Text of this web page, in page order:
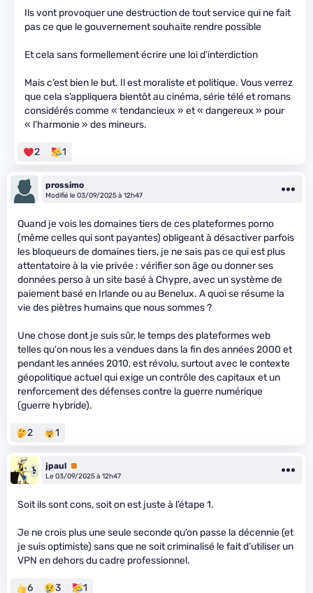
Ils vont provoquer une destruction de tout service qui ne fait
pas ce que le gouvernement souhaite rendre possible
Et cela sans formellement écrire une loi d’interdiction
Mais c’est bien le but. Il est moraliste et politique. Vous verrez
que cela s’appliquera bientôt au cinéma, série télé et romans
considérés comme « tendancieux » et « dangereux » pour
« l’harmonie » des mineurs.
2 1
prossimo
Modifié le 03/09/2025 à 12h47
Quand je vois les domaines tiers de ces plateformes porno
(même celles qui sont payantes) obligeant à désactiver parfois
les bloqueurs de domaines tiers, je ne sais pas ce qui est plus
attentatoire à la vie privée : vérifier son âge ou donner ses
données perso à un site basé à Chypre, avec un système de
paiement basé en Irlande ou au Benelux. A quoi se résume la
vie des piètres humains que nous sommes ?
Une chose dont je suis sûr, le temps des plateformes web
telles qu'on nous les a vendues dans la fin des années 2000 et
pendant les années 2010, est révolu, surtout avec le contexte
géopolitique actuel qui exige un contrôle des capitaux et un
renforcement des défenses contre la guerre numérique
(guerre hybride).
2 1
jpaul Premium
Le 03/09/2025 à 12h47
Soit ils sont cons, soit on est juste à l’étape 1.
Je ne crois plus une seule seconde qu’on passe la décennie (et
je suis optimiste) sans que ne soit criminalisé le fait d’utiliser un
VPN en dehors du cadre professionnel.
6 3 1